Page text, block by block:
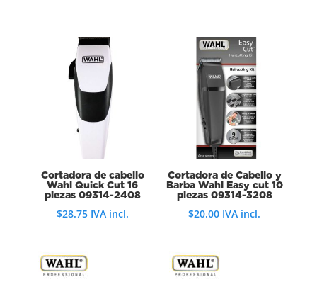
Cortadora de cabello
Wahl Quick Cut 16
piezas 09314-2408
$28.75 IVA incl.
Cortadora de Cabello y
Barba Wahl Easy cut 10
piezas 09314-3208
$20.00 IVA incl.